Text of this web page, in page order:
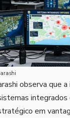
observa que
integrados
em